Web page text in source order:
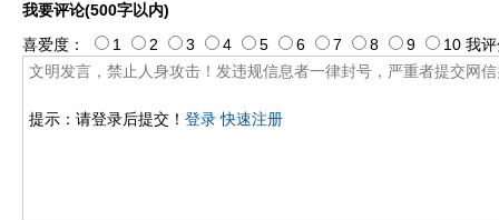
我要评论(500字以内)
提示：请登录后提交！ 登录 快速注册
喜爱度： 1 2 3 4 5 6 7 8 9 10 我评